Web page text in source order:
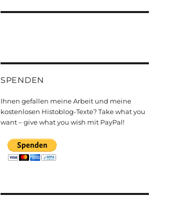
SPENDEN
Ihnen gefallen meine Arbeit und meine
kostenlosen Histoblog-Texte? Take what you
want – give what you wish mit PayPal!